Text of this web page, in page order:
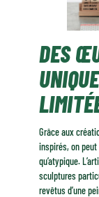
DES
Grâce aux
inspirés, on
qu’atypique.
sculptures
revêtus d’une